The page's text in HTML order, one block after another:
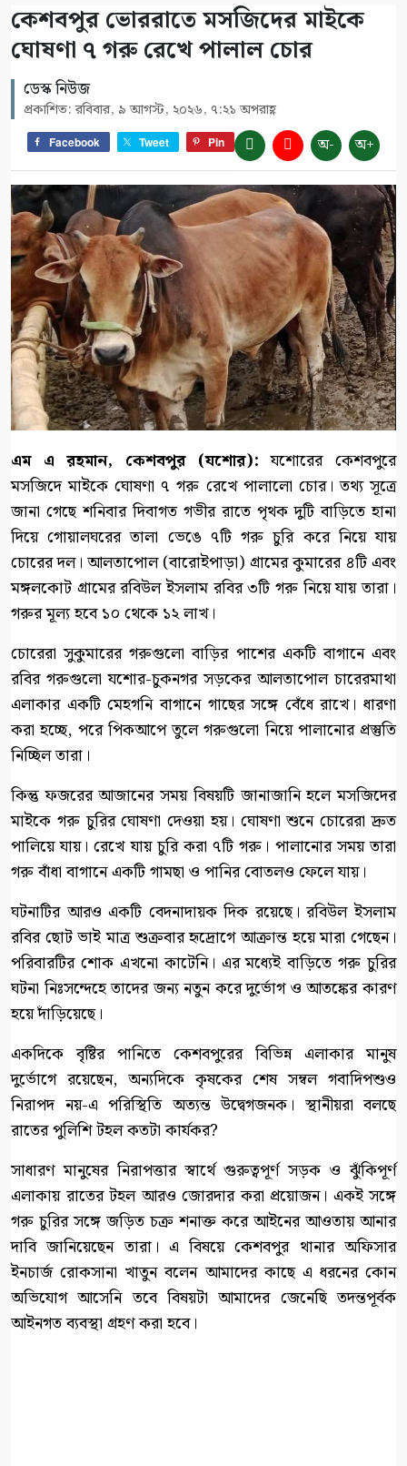
কেশবপুর ভোররাতে মসজিদের মাইকে
ঘোষণা ৭ গরু রেখে পালাল চোর
ডেস্ক নিউজ
প্রকাশিত: রবিবার, ৯ আগস্ট, ২০২৬, ৭:২১ অপরাহ্ণ
Facebook Tweet Pin অ- অ+
এম এ রহমান, কেশবপুর (যশোর): যশোরের কেশবপুরে
মসজিদে মাইকে ঘোষণা ৭ গরু রেখে পালালো চোর। তথ্য সূত্রে
জানা গেছে শনিবার দিবাগত গভীর রাতে পৃথক দুটি বাড়িতে হানা
দিয়ে গোয়ালঘরের তালা ভেঙে ৭টি গরু চুরি করে নিয়ে যায়
চোরের দল। আলতাপোল (বারোইপাড়া) গ্রামের কুমারের ৪টি এবং
মঙ্গলকোট গ্রামের রবিউল ইসলাম রবির ৩টি গরু নিয়ে যায় তারা।
গরুর মূল্য হবে ১০ থেকে ১২ লাখ।
চোরেরা সুকুমারের গরুগুলো বাড়ির পাশের একটি বাগানে এবং
রবির গরুগুলো যশোর-চুকনগর সড়কের আলতাপোল চারেরমাথা
এলাকার একটি মেহগনি বাগানে গাছের সঙ্গে বেঁধে রাখে। ধারণা
করা হচ্ছে, পরে পিকআপে তুলে গরুগুলো নিয়ে পালানোর প্রস্তুতি
নিচ্ছিল তারা।
কিন্তু ফজরের আজানের সময় বিষয়টি জানাজানি হলে মসজিদের
মাইকে গরু চুরির ঘোষণা দেওয়া হয়। ঘোষণা শুনে চোরেরা দ্রুত
পালিয়ে যায়। রেখে যায় চুরি করা ৭টি গরু। পালানোর সময় তারা
গরু বাঁধা বাগানে একটি গামছা ও পানির বোতলও ফেলে যায়।
ঘটনাটির আরও একটি বেদনাদায়ক দিক রয়েছে। রবিউল ইসলাম
রবির ছোট ভাই মাত্র শুক্রবার হৃদ্রোগে আক্রান্ত হয়ে মারা গেছেন।
পরিবারটির শোক এখনো কাটেনি। এর মধ্যেই বাড়িতে গরু চুরির
ঘটনা নিঃসন্দেহে তাদের জন্য নতুন করে দুর্ভোগ ও আতঙ্কের কারণ
হয়ে দাঁড়িয়েছে।
একদিকে বৃষ্টির পানিতে কেশবপুরের বিভিন্ন এলাকার মানুষ
দুর্ভোগে রয়েছেন, অন্যদিকে কৃষকের শেষ সম্বল গবাদিপশুও
নিরাপদ নয়-এ পরিস্থিতি অত্যন্ত উদ্বেগজনক। স্থানীয়রা বলছে
রাতের পুলিশি টহল কতটা কার্যকর?
সাধারণ মানুষের নিরাপত্তার স্বার্থে গুরুত্বপূর্ণ সড়ক ও ঝুঁকিপূর্ণ
এলাকায় রাতের টহল আরও জোরদার করা প্রয়োজন। একই সঙ্গে
গরু চুরির সঙ্গে জড়িত চক্র শনাক্ত করে আইনের আওতায় আনার
দাবি জানিয়েছেন তারা। এ বিষয়ে কেশবপুর থানার অফিসার
ইনচার্জ রোকসানা খাতুন বলেন আমাদের কাছে এ ধরনের কোন
অভিযোগ আসেনি তবে বিষয়টা আমাদের জেনেছি তদন্তপূর্বক
আইনগত ব্যবস্থা গ্রহণ করা হবে।